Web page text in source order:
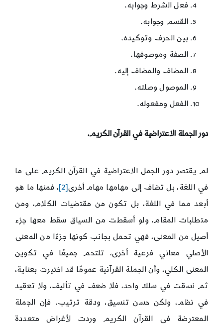
فعل الشرط وجوابه.
القسم وجوابه.
بين الحرف وتوكيده.
الصفة وموصوفها.
المضاف والمضاف إليه.
الموصول وصلته.
الفعل ومفعوله.
دور الجملة الاعتراضية في القرآن الكريم.
لم يقتصر دور الجمل الاعتراضية في القرآن الكريم على ما
في اللغة، بل تضاف إلى مهامها مهام أخرى[2]
، فمنها ما هو
أبعد مما في اللغة، بل تكون من مقتضيات الكلام، ومن
متطلبات المقام، ولو أسقطت من السياق سقط معها جزء
أصيل من المعنى، فهي تحمل بجانب كونها جزءًا من المعنى
الأصلي معاني فرعية أخرى، تلتحم جميعًا في تكوين
المعنى الكلي، وأن الجملة القرآنية عمومًا قد اختيرت بعناية،
ثم نسقت في سلك واحد، فلا ضعف في تأليف، ولا تعقيد
في نظم، ولكن حسن تنسيق، ودقة ترتيب. فإن الجملة
المعترضة في القرآن الكريم وردت لأغراض متعددة